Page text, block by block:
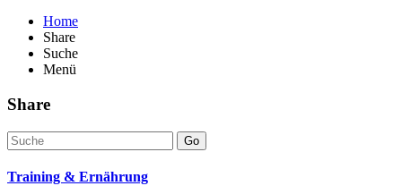
Home
Share
Suche
Menü
Share
Go
Training & Ernährung